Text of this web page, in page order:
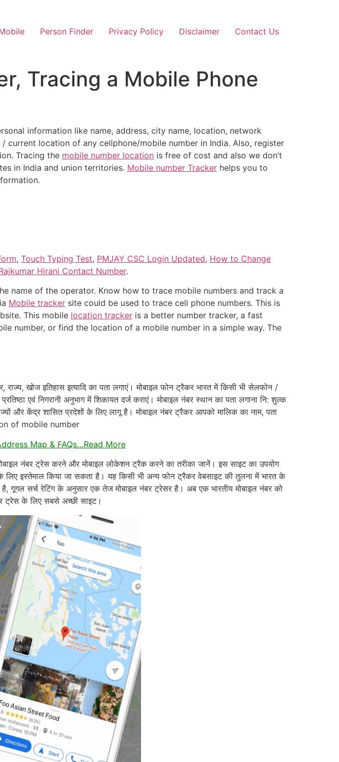
Person Finder Privacy Policy Disclaimer Contact Us
Tracing a Mobile Phone
information like name, address, city name, location, network
location of any cellphone/mobile number in India. Also, register
Tracing the mobile number location is free of cost and also we don’t
in India and union territories. Mobile number Tracker helps you to
, Touch Typing Test, PMJAY CSC Login Updated, How to Change
Hirani Contact Number.
name of the operator. Know how to trace mobile numbers and track a
Mobile tracker site could be used to trace cell phone numbers. This is
This mobile location tracker is a better number tracker, a fast
number, or find the location of a mobile number in a simple way. The
खोज इतिहास इत्यादि का पता लगाएं। मोबाइल फोन ट्रैकर भारत में किसी भी सेलफोन /
एवं निगरानी अनुभाग में शिकायत दर्ज कराएं। मोबाइल नंबर स्थान का पता लगाना नि: शुल्क
और केंद्र शासित प्रदेशों के लिए लागू है। मोबाइल नंबर ट्रैकर आपको मालिक का नाम, पता
of mobile number
Map & FAQs…Read More
नंबर ट्रेस करने और मोबाइल लोकेशन ट्रैक करने का तरीका जानें। इस साइट का उपयोग
इस्तेमाल किया जा सकता है। यह किसी भी अन्य फोन ट्रैकर वेबसाइट की तुलना में भारत के
गूगल सर्च रेटिंग के अनुसार एक तेज मोबाइल नंबर ट्रेसर है। अब एक भारतीय मोबाइल नंबर को
ट्रेस के लिए सबसे अच्छी साइट।